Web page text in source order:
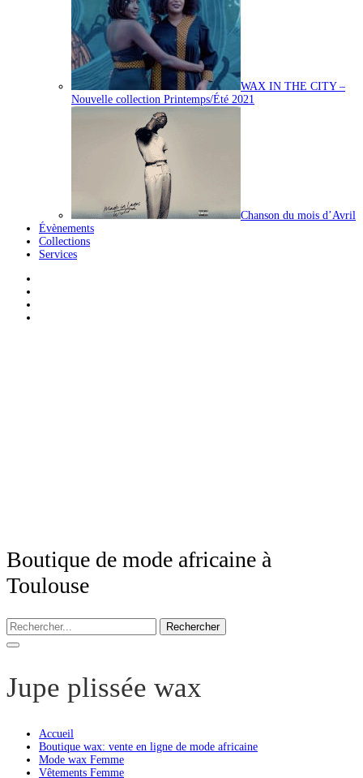
WAX IN THE CITY –
Nouvelle collection Printemps/Été 2021
Chanson du mois d’Avril
Évènements
Collections
Services
Boutique de mode africaine à
Toulouse
Rechercher
Jupe plissée wax
Accueil
Boutique wax: vente en ligne de mode africaine
Mode wax Femme
Vêtements Femme